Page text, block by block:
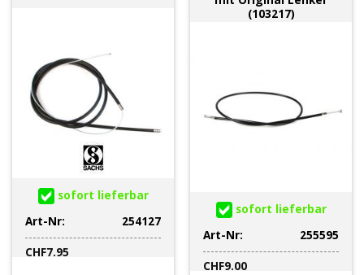
sofort lieferbar
Art-Nr:
254127
CHF7.95
(103217)
sofort lieferbar
Art-Nr:
255595
CHF9.00